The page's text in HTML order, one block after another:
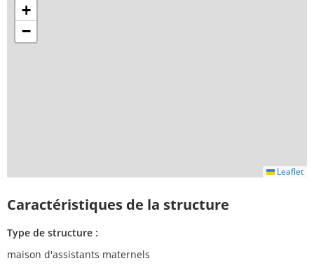
+
−
Leaflet
Caractéristiques de la structure
Type de structure :
maison d'assistants maternels